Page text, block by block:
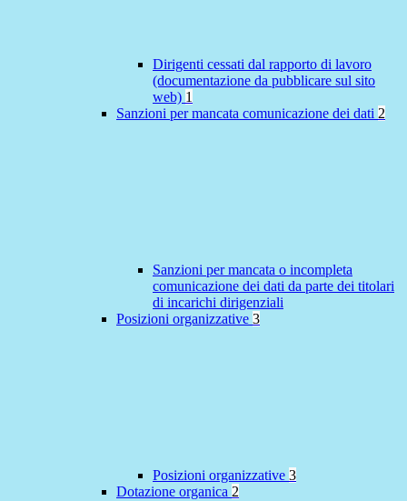
Dirigenti cessati dal rapporto di lavoro
(documentazione da pubblicare sul sito
web) 1
Sanzioni per mancata comunicazione dei dati 2
Sanzioni per mancata o incompleta
comunicazione dei dati da parte dei titolari
di incarichi dirigenziali
Posizioni organizzative 3
Posizioni organizzative 3
Dotazione organica 2